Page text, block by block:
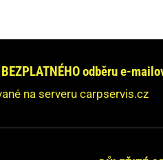
Odpovíme
odběru e-
na serveru carpservis.cz